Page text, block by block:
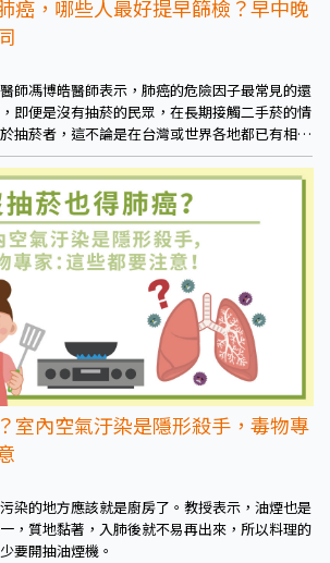
癌，哪些人最好提早篩檢？早中晚
師馮博皓醫師表示，肺癌的危險因子最常見的還
即便是沒有抽菸的民眾，在長期接觸二手菸的情
抽菸者，這不論是在台灣或世界各地都已有相關
室內空氣汙染是隱形殺手，毒物專
染的地方應該就是廚房了。教授表示，油煙也是
，質地黏著，入肺後就不易再出來，所以料理的
要開抽油煙機。